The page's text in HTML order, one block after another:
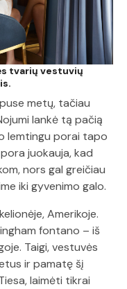
tvarių vestuvių
metų, tačiau
lankė tą pačią
lemtingu porai tapo
juokauja, kad
nors gal greičiau
iki gyvenimo galo.
Amerikoje.
fontano – iš
Taigi, vestuvės
ir pamatę šį
laimėti tikrai